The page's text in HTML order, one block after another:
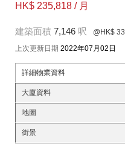
HK$ 235,818 / 月
建築面積 7,146 呎 @HK$ 33
上次更新日期 2022年07月02日
詳細物業資料
大廈資料
地圖
街景